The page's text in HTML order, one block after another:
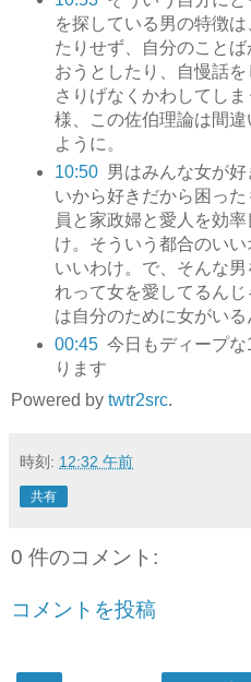
を探している男の特徴
たりせず、自分のこと
おうとしたり、自慢話
さりげなくかわしてし
様、この佐伯理論は間違
ように。
10:50 男はみんな女が
いから好きだから困っ
員と家政婦と愛人を効
け。そういう都合のい
いいわけ。で、そんな
れって女を愛してるん
は自分のために女がいる
00:45 今日もディープ
ります
Powered by twtr2src.
時刻: 12:32 午前
共有
0 件のコメント:
コメントを投稿